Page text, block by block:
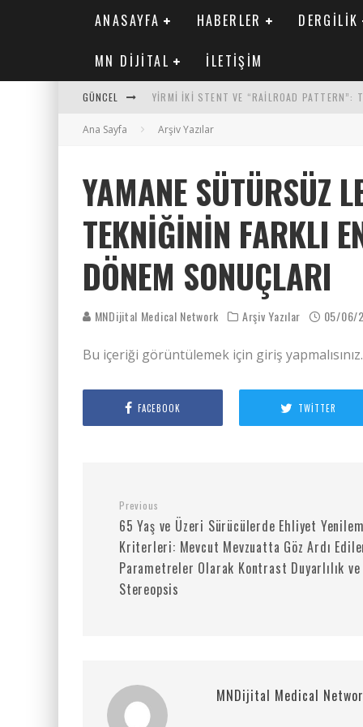
ANASAYFA HABERLER DERGILIK
MN DIJITAL İLETIŞIM
GÜNCEL YIRMI İKI STENT VE “RAILROAD PATTERN”:
SAFEN VEN GREFT HASTALIĞI ILE İLIŞKILI
MN KARDIYOLOJI YIL 33 SAYI 2 2026
Ana Sayfa Arşiv Yazılar
YAMANE SÜTÜRSÜZ
TEKNIĞININ FARKLI
DÖNEM SONUÇLARI
MNDijital Medical Network Arşiv Yazılar 05/06/
Bu içeriği görüntülemek için giriş
FACEBOOK TWITTER
Previous
65 Yaş ve Üzeri Sürücülerde Ehliyet
Kriterleri: Mevcut Mevzuatta Göz Ardı
Parametreler Olarak Kontrast Duyarlılık ve
Stereopsis
MNDijital Medical